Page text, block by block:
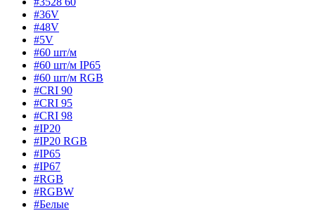
#36V
#48V
#5V
#60 шт/м
#60 шт/м IP65
#60 шт/м RGB
#CRI 90
#CRI 95
#CRI 98
#IP20
#IP20 RGB
#IP65
#IP67
#RGB
#RGBW
#Белые